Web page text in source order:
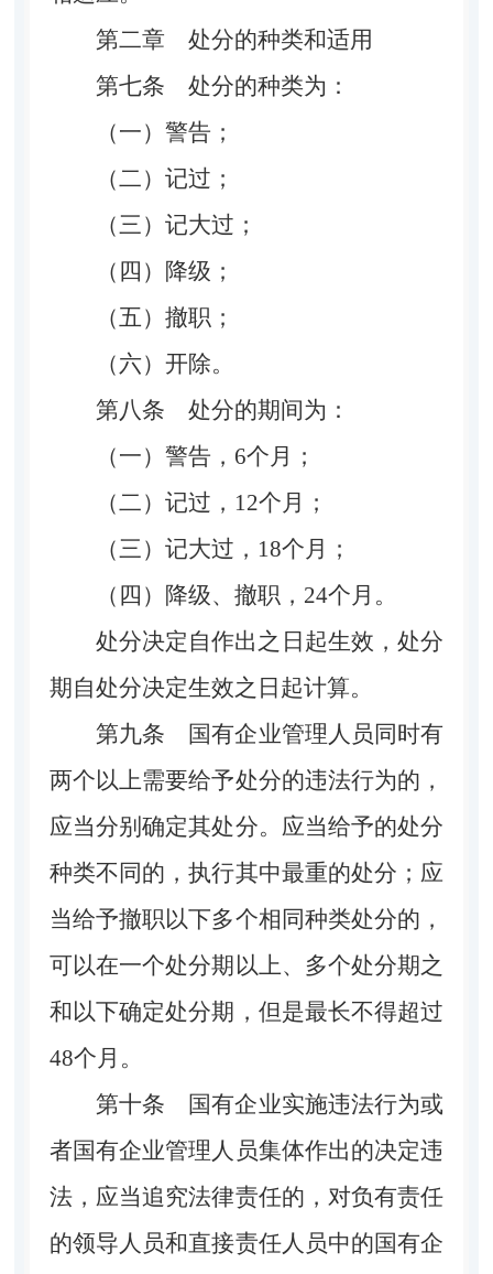
第二章 处分的种类和适用
第七条 处分的种类为：
（一）警告；
（二）记过；
（三）记大过；
（四）降级；
（五）撤职；
（六）开除。
第八条 处分的期间为：
（一）警告，6个月；
（二）记过，12个月；
（三）记大过，18个月；
（四）降级、撤职，24个月。
处分决定自作出之日起生效，处分
期自处分决定生效之日起计算。
第九条 国有企业管理人员同时有
两个以上需要给予处分的违法行为的，
应当分别确定其处分。应当给予的处分
种类不同的，执行其中最重的处分；应
当给予撤职以下多个相同种类处分的，
可以在一个处分期以上、多个处分期之
和以下确定处分期，但是最长不得超过
48个月。
第十条 国有企业实施违法行为或
者国有企业管理人员集体作出的决定违
法，应当追究法律责任的，对负有责任
的领导人员和直接责任人员中的国有企